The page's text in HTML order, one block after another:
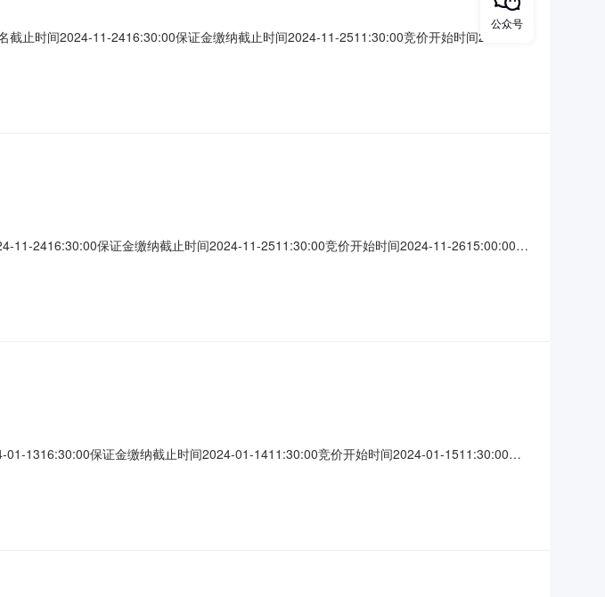
止时间2024-11-2416:30:00保证金缴纳截止时间2024-11-2511:30:00竞价开始时间2024-11-
力\车辆\工具并及时对货物进行打包\清
11-2416:30:00保证金缴纳截止时间2024-11-2511:30:00竞价开始时间2024-11-2615:00:00竞
及时对货物进行打包\清运4.看样携带营
1316:30:00保证金缴纳截止时间2024-01-1411:30:00竞价开始时间2024-01-1511:30:00竞
及时对货物进行打包\清运4.看样携带营业
公众号